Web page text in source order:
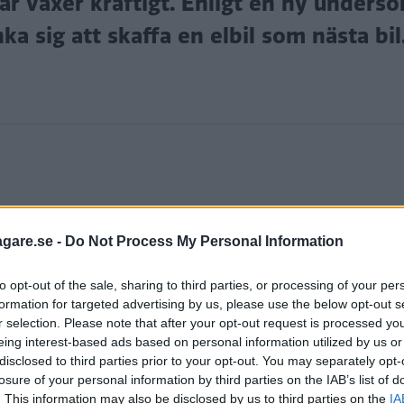
- Do Not Process My Personal Information
opt-out of the sale, sharing to third parties, or processing of your
for targeted advertising by us, please use the below opt-out
selection. Please note that after your opt-out request is processed
interest-based ads based on personal information utilized by us
to third parties prior to your opt-out. You may separately
of your personal information by third parties on the IAB’s list of
This information may also be disclosed by us to third parties on the
sig att skaffa en elbil som nästa
en elbil, men marknaden tycks växa mer och
Blocket att elbilar ökat med 167 procent
och att även försäljningstakten varit hög.
har fyra av tio svenskar (43 procent) angett
är intresset i huvudstadsområdet där 55 procent